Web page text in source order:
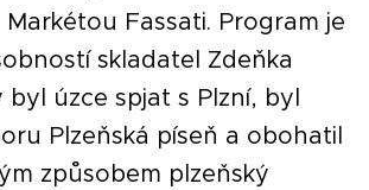
Fassati. Program je
skladatel Zdeňka
byl úzce spjat s Plzní, byl
Plzeňská píseň a obohatil
způsobem plzeňský